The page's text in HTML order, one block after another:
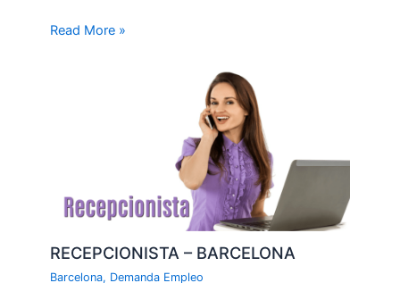
Read More »
RECEPCIONISTA – BARCELONA
Barcelona, Demanda Empleo